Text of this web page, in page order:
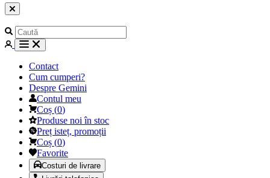
Contact
Cum cumperi?
Despre Gemini
Contul meu
Coș (0)
Produse noi în stoc
Preț isteț, promoții
Coș (0)
Favorite
Costuri de livrare